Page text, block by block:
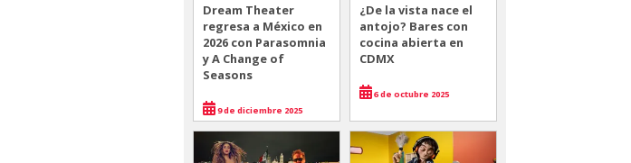
Dream Theater
regresa a México en
2026 con Parasomnia
y A Change of
Seasons
9 de diciembre 2025
¿De la vista nace el
antojo? Bares con
cocina abierta en
CDMX
6 de octubre 2025